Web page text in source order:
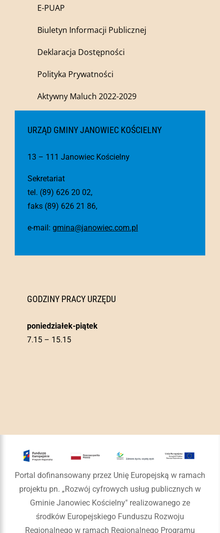
E-PUAP
Biuletyn Informacji Publicznej
Deklaracja Dostępności
Polityka Prywatności
Aktywny Maluch 2022-2029
URZĄD GMINY JANOWIEC KOŚCIELNY
13 – 111 Janowiec Kościelny
Sekretariat
tel. (89) 626 20 02,
faks (89) 626 21 86,
e-mail: gmina@janowiec.com.pl
GODZINY PRACY URZĘDU
poniedziałek-piątek
7.15 – 15.15
Portal dofinansowany przez Unię Europejską w ramach
projektu pn. „Rozwój cyfrowych usług publicznych w
Gminie Janowiec Kościelny" realizowanego ze
środków Europejskiego Funduszu Rozwoju
Regionalnego w ramach Regionalnego Programu